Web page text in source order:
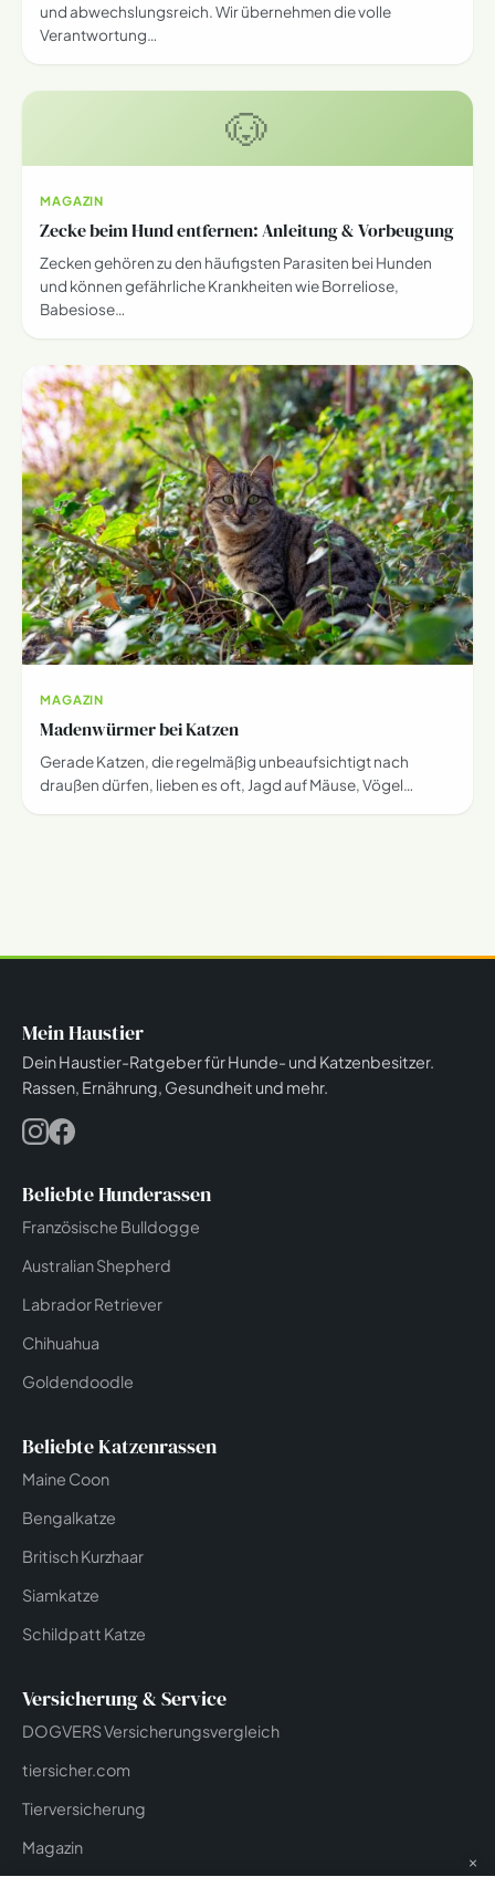
und abwechslungsreich. Wir übernehmen die volle
Verantwortung…
🐶
MAGAZIN
Zecke beim Hund entfernen: Anleitung & Vorbeugung
Zecken gehören zu den häufigsten Parasiten bei Hunden
und können gefährliche Krankheiten wie Borreliose,
Babesiose…
MAGAZIN
Madenwürmer bei Katzen
Gerade Katzen, die regelmäßig unbeaufsichtigt nach
draußen dürfen, lieben es oft, Jagd auf Mäuse, Vögel…
Mein Haustier
Dein Haustier-Ratgeber für Hunde- und Katzenbesitzer.
Rassen, Ernährung, Gesundheit und mehr.
Beliebte Hunderassen
Französische Bulldogge
Australian Shepherd
Labrador Retriever
Chihuahua
Goldendoodle
Beliebte Katzenrassen
Maine Coon
Bengalkatze
Britisch Kurzhaar
Siamkatze
Schildpatt Katze
Versicherung & Service
DOGVERS Versicherungsvergleich
tiersicher.com
Tierversicherung
Magazin
×